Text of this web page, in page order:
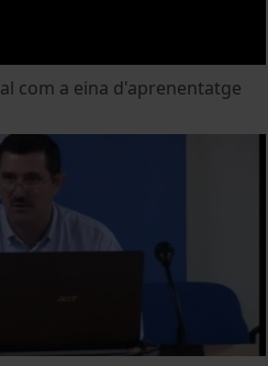
com a eina d'aprenentatge